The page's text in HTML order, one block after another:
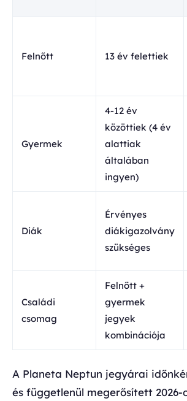
Felnőtt 13 év felettiek
Gyermek
4-12 év
közöttiek (4 év
alattiak
általában
ingyen)
Diák
Érvényes
diákigazolvány
szükséges
Családi
csomag
Felnőtt +
gyermek
jegyek
kombinációja
A Planeta Neptun jegyárai
és függetlenül megerősített 2026-